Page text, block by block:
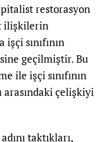
restorasyon
ilişkilerin
sınıfının
geçilmiştir. Bu
ile işçi sınıfının
çelişkiyi
taktıkları,